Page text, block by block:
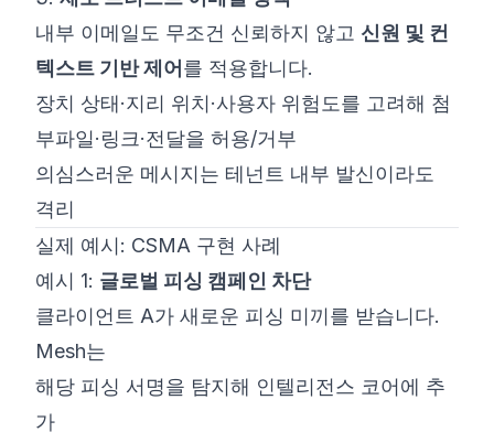
내부 이메일도 무조건 신뢰하지 않고 신원 및 컨
텍스트 기반 제어 를 적용합니다.
장치 상태·지리 위치·사용자 위험도를 고려해 첨
부파일·링크·전달을 허용/거부
의심스러운 메시지는 테넌트 내부 발신이라도
격리
실제 예시: CSMA 구현 사례
예시 1: 글로벌 피싱 캠페인 차단
클라이언트 A가 새로운 피싱 미끼를 받습니다.
Mesh는
해당 피싱 서명을 탐지해 인텔리전스 코어에 추
가